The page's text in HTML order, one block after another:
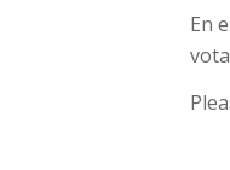
En